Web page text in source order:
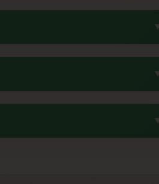
les caractéristiques typiques des
leur viabilité pendant plusieurs
supérieure. Elle conserve les traits